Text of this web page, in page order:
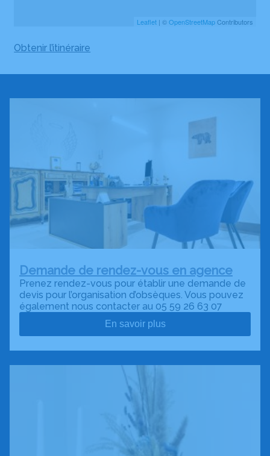
Leaflet| ©OpenStreetMapContributors
Obtenir l’itinéraire
Demande de rendez-vous en agence
Prenez rendez-vous pour établir une demande de
devis pour l’organisation d’obsèques. Vous pouvez
également nous contacter au 05 59 26 63 07
En savoir plus